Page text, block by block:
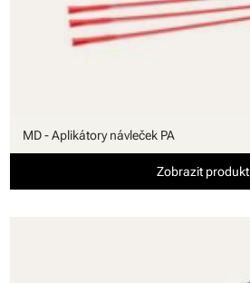
MD - Aplikátory návleček PA
Zobrazit produkt